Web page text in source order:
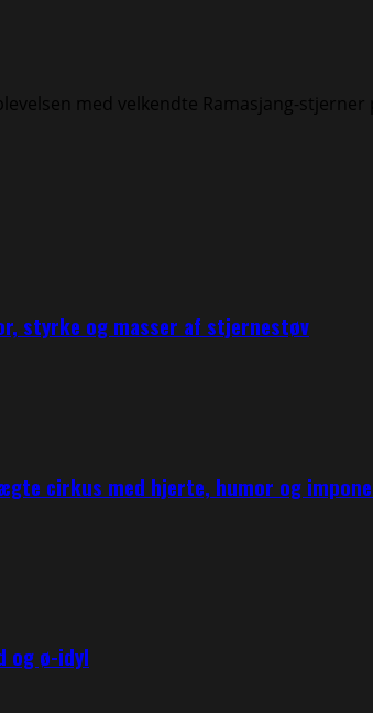
med velkendte Ramasjang-stjerner
styrke og masser af stjernestøv
cirkus med hjerte, humor og
og ø-idyl